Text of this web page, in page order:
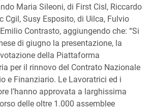
Maria Sileoni, di First Cisl, Riccardo
Cgil, Susy Esposito, di Uilca, Fulvio
Contrasto, aggiungendo che: “Si
di giugno la presentazione, la
della Piattaforma
per il rinnovo del Contrato Nazionale
e Finanziario. Le Lavoratrici ed i
l’hanno approvata a larghissima
delle oltre 1.000 assemblee